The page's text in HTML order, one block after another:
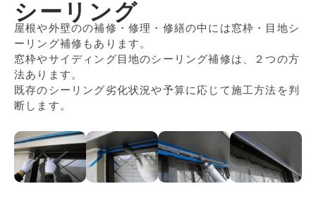
シーリング
屋根や外壁のの補修・修理・修繕の中には窓枠・目地シ
ーリング補修もあります。
窓枠やサイディング目地のシーリング補修は、２つの方
法あります。
既存のシーリング劣化状況や予算に応じて施工方法を判
断します。